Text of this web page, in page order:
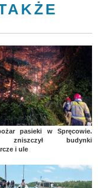
pasieki w Spręcowie.
zniszczył budynki
i ule